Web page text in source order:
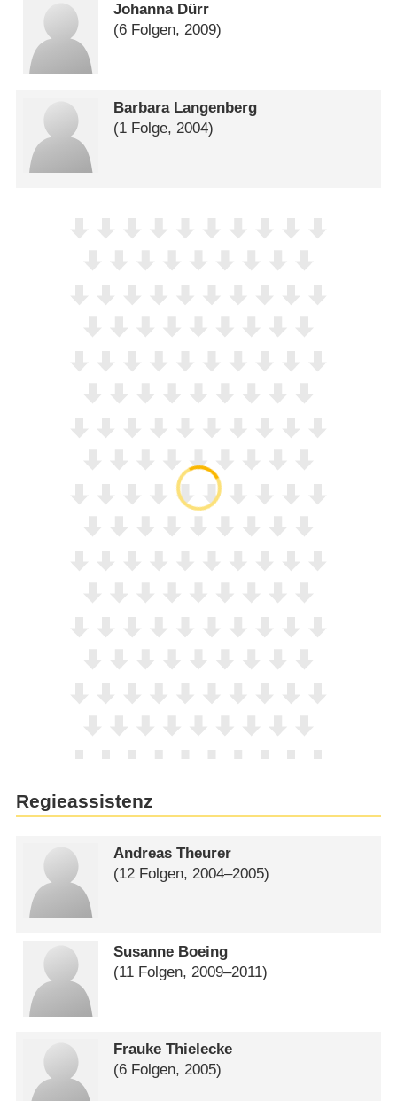
Johanna Dürr
(6 Folgen, 2009)
Barbara Langenberg
(1 Folge, 2004)
Regieassistenz
Andreas Theurer
(12 Folgen, 2004⁠–⁠2005)
Susanne Boeing
(11 Folgen, 2009⁠–⁠2011)
Frauke Thielecke
(6 Folgen, 2005)